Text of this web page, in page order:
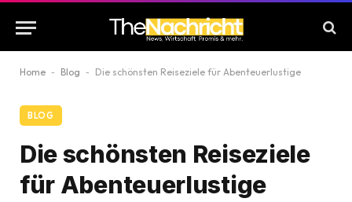
Home - Blog - Die schönsten Reiseziele für Abenteuerlustige
BLOG
Die schönsten Reiseziele
für Abenteuerlustige